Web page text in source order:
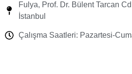
Fulya, Prof. Dr. Bülent Tarcan
İstanbul
Çalışma Saatleri: Pazartesi-